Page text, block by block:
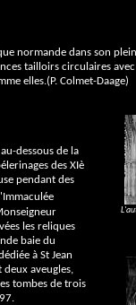
normande dans son
tailloirs circulaires
elles.(P. Colmet-Daage)
dessous de la
des XIè
pendant des
les reliques
baie du
à St Jean
deux aveugles,
tombes de trois